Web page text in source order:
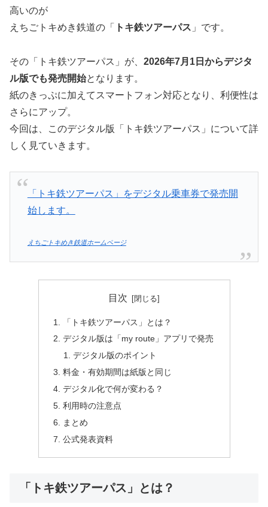
高いのが
えちごトキめき鉄道の「
トキ鉄ツアーパス 」です。
その「トキ鉄ツアーパス」が、 2026年7月1日からデジタ
ル版でも発売開始となります。
紙のきっぷに加えてスマートフォン対応となり、利便性は
さらにアップ。
今回は、このデジタル版「トキ鉄ツアーパス」について詳
しく見ていきます。
「トキ鉄ツアーパス」をデジタル乗車券で発売開
始します。
えちごトキめき鉄道ホームページ
目次
「トキ鉄ツアーパス」とは？
デジタル版は「my route」アプリで発売
デジタル版のポイント
料金・有効期間は紙版と同じ
デジタル化で何が変わる？
利用時の注意点
まとめ
公式発表資料
「トキ鉄ツアーパス」とは？